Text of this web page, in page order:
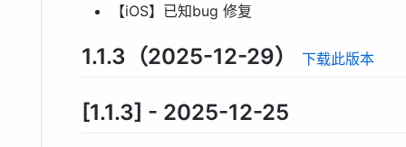
【iOS】已知bug 修复
1.1.3（2025-12-29） 下载此版本
[1.1.3] - 2025-12-25